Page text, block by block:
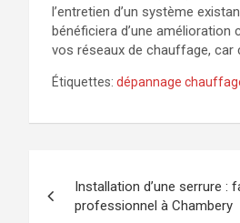
l’entretien d’un système
bénéficiera d’une
vos réseaux de chauffage, car
Étiquettes: dépannage
de
Installation d’une serrure :
professionnel à Chambery